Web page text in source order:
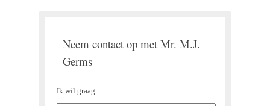
Neem contact op met Mr. M.J.
Germs
Ik wil graag